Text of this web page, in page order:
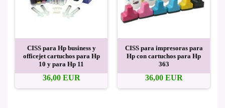
CISS para Hp business y
officejet cartuchos para Hp
10 y para Hp 11
36,00 EUR
CISS para impresoras para
Hp con cartuchos para Hp
363
36,00 EUR